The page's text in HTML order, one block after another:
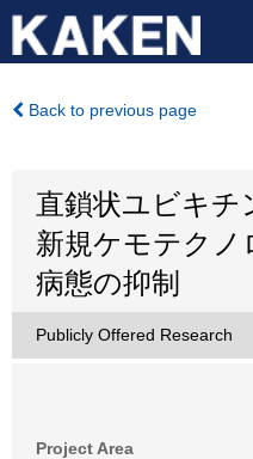
Back to previous page
直鎖状ユビキチ
新規ケモテクノ
病態の抑制
Publicly Offered Research
Project Area